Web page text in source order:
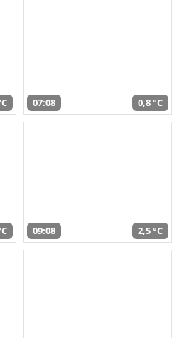
07:08 0,8 °C
09:08 2,5 °C